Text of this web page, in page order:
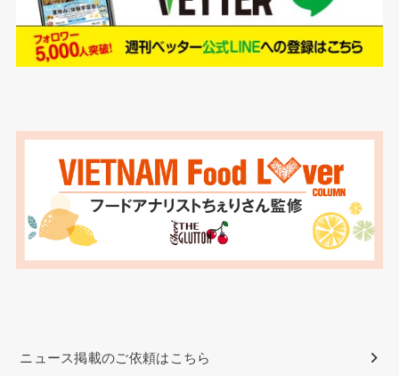
ニュース掲載のご依頼はこちら